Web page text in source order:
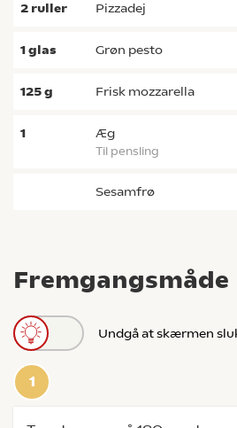
Fremgangsmåde
Undgå at skærmen
2 ruller pizzadej
1glas grøn pesto
125g frisk mozzarella
1 æg
til pensling
sesamfrø